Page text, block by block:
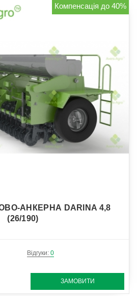
Компенсація до 40%
АНКЕРНА DARINA 4,8
(26/190)
Відгуки: 0
ЗАМОВИТИ